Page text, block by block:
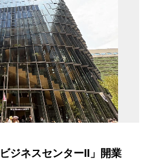
ジネスセンターII」開業